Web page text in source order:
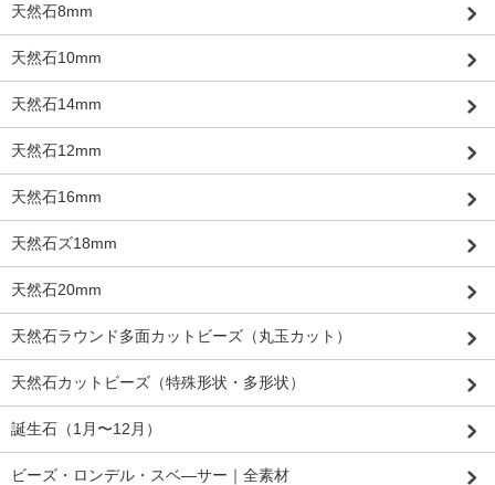
天然石8mm
天然石10mm
天然石14mm
天然石12mm
天然石16mm
天然石ズ18mm
天然石20mm
天然石ラウンド多面カットビーズ（丸玉カット）
天然石カットビーズ（特殊形状・多形状）
誕生石（1月〜12月）
ビーズ・ロンデル・スベ―サー｜全素材